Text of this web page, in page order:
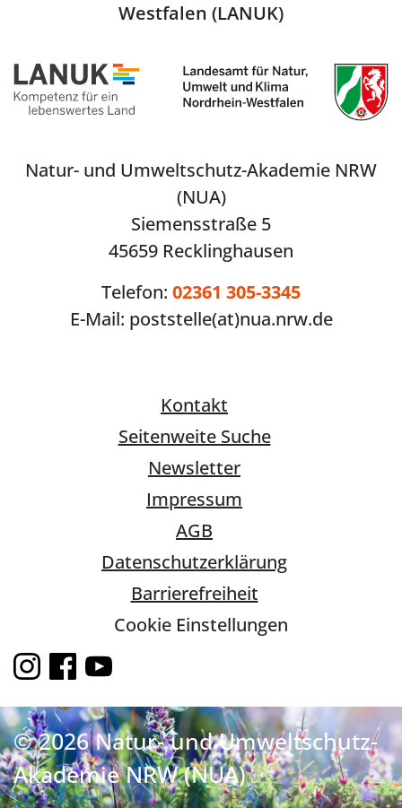
Westfalen (LANUK)
Natur- und Umweltschutz-Akademie NRW
(NUA)
Siemensstraße 5
45659 Recklinghausen
Telefon: 02361 305-3345
E-Mail: poststelle(at)nua.nrw.de
Kontakt
Seitenweite Suche
Newsletter
Impressum
AGB
Datenschutzerklärung
Barrierefreiheit
Cookie Einstellungen
© 2026 Natur- und Umweltschutz-
Akademie NRW (NUA)